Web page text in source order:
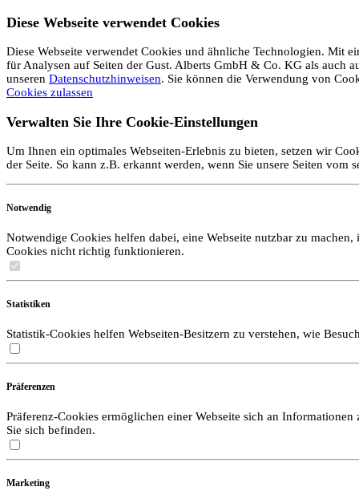
Diese Webseite verwendet Cookies
Diese Webseite verwendet Cookies und ähnliche Technologien. Mit
für Analysen auf Seiten der Gust. Alberts GmbH & Co. KG als auch
unseren Datenschutzhinweisen. Sie können die Verwendung von
Cookies zulassen
Verwalten Sie Ihre Cookie-Einstellungen
Um Ihnen ein optimales Webseiten-Erlebnis zu bieten, setzen wir
der Seite. So kann z.B. erkannt werden, wenn Sie unsere Seiten
Notwendig
Notwendige Cookies helfen dabei, eine Webseite nutzbar zu
Cookies nicht richtig funktionieren.
Statistiken
Statistik-Cookies helfen Webseiten-Besitzern zu verstehen, wie
Präferenzen
Präferenz-Cookies ermöglichen einer Webseite sich an
Sie sich befinden.
Marketing